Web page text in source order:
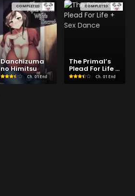
COMPLETED
Danchizuma
no Himitsu
Ch. 01 End
COMPLETED
The Primal’s
Plead For Life +
Sex Dance
Ch. 01 End